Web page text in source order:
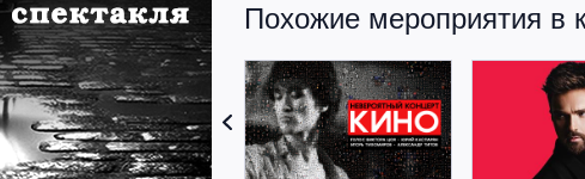
Похожие мероприятия в